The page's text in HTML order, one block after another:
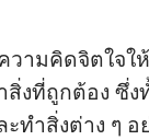
วามคิดจิตใจให้
สิ่งที่ถูกต้อง ซึ่ง
ะทำสิ่งต่าง ๆ อ